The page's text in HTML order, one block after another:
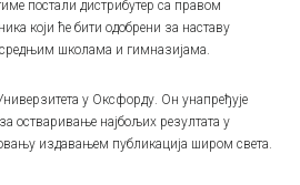
постали дистрибутер са правом
који ће бити одобрени за наставу
средњим школама и гимназијама.
у Оксфорду. Он унапређује
остваривање најбољих резултата у
издавањем публикација широм света.